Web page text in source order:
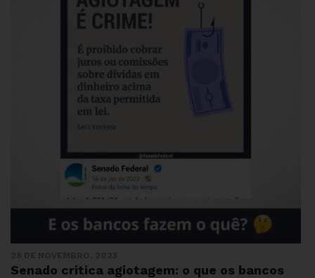
Senado critica agiotagem: o que os bancos